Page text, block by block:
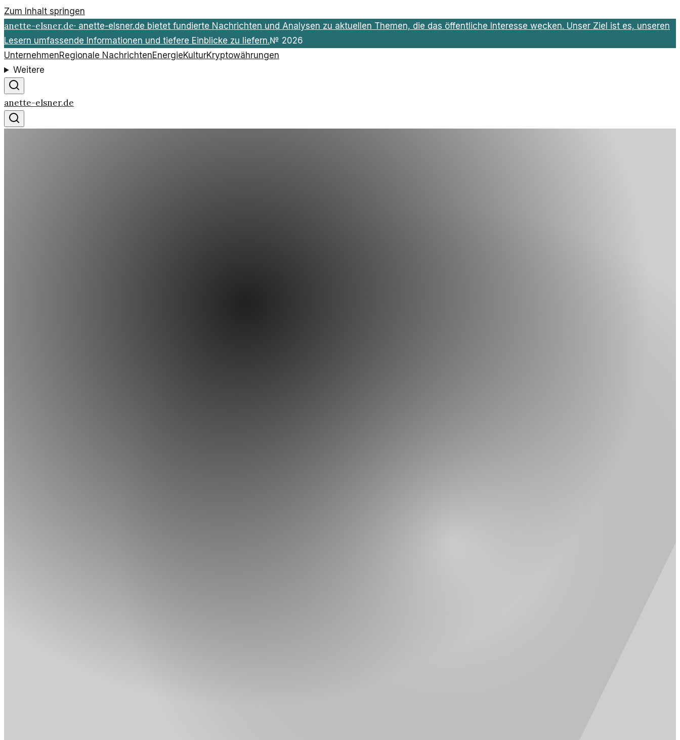
Zum Inhalt springen
anette-elsner.de· anette-elsner.de bietet fundierte Nachrichten und Analysen zu aktuellen Themen, die das öffentliche Interesse wecken. Unser Ziel ist es, unseren
Lesern umfassende Informationen und tiefere Einblicke zu liefern.№ 2026
UnternehmenRegionale NachrichtenEnergieKulturKryptowährungen
Weitere
anette-elsner.de